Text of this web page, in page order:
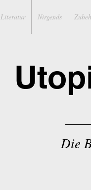
Literatur Nirgends
Die